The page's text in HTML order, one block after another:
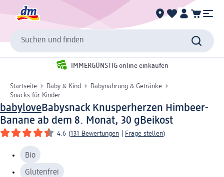
Suchen und finden
IMMERGÜNSTIG online einkaufen
Startseite Baby & Kind
Babynahrung & Getränke
Snacks für Kinder
babyloveBabysnack Knusperherzen Himbeer-
Banane ab dem 8. Monat, 30 gBeikost
4.6 (131 Bewertungen Frage stellen)
Bio
Glutenfrei